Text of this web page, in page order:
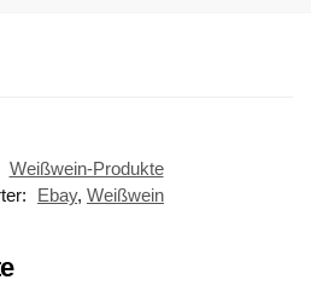
Weißwein-Produkte
Ebay, Weißwein